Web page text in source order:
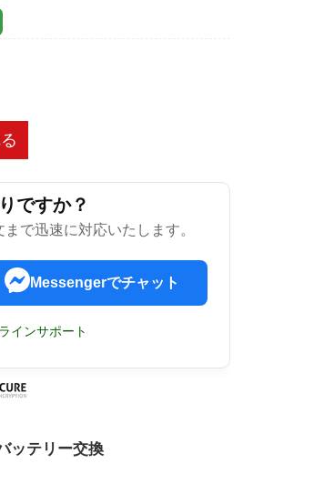
ですか？
で迅速に対応いたします。
Messengerでチャット
インサポート
ッテリー交換